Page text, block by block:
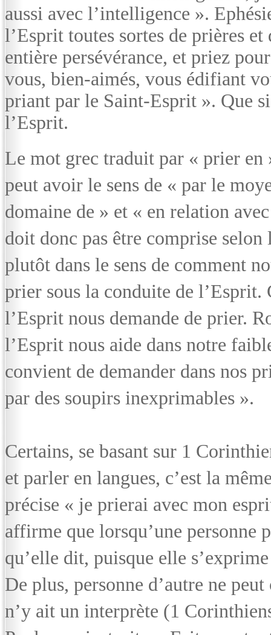
aussi avec l’intelligence ».
l’Esprit toutes sortes de prières
entière persévérance, et priez
vous, bien-aimés, vous édifiant
priant par le Saint-Esprit ». Que
l’Esprit.
Le mot grec traduit par « prier
peut avoir le sens de « par le
domaine de » et « en relation
doit donc pas être comprise
plutôt dans le sens de comment
prier sous la conduite de l’Esprit.
l’Esprit nous demande de prier.
l’Esprit nous aide dans notre
convient de demander dans nos
par des soupirs inexprimables ».
Certains, se basant sur 1
et parler en langues, c’est la
précise « je prierai avec mon
affirme que lorsqu’une personne
qu’elle dit, puisque elle
De plus, personne d’autre ne
n’y ait un interprète (1